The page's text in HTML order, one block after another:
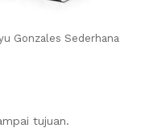
Gonzales Sederhana
tujuan.